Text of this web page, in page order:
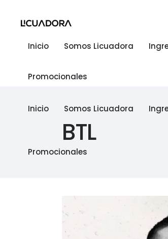
Inicio Somos Licuadora
Promocionales
Inicio Somos Licuadora
Promocionales
BTL